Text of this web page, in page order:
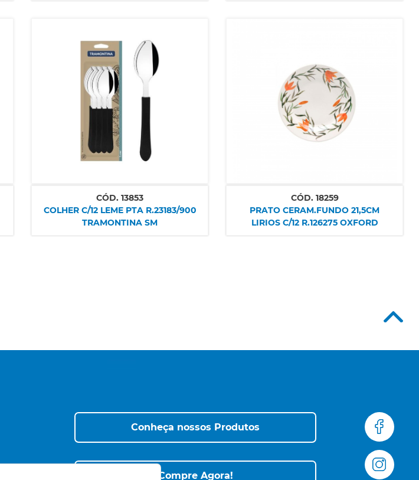
CÓD. 13853
COLHER C/12 LEME PTA R.23183/900
TRAMONTINA SM
CÓD. 18259
PRATO CERAM.FUNDO 21,5CM
LIRIOS C/12 R.126275 OXFORD
Conheça nossos Produtos
Compre Agora!